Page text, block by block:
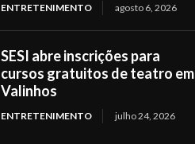
ENTRETENIMENTO agosto 6, 2026
SESI abre inscrições para
cursos gratuitos de teatro em
Valinhos
ENTRETENIMENTO julho 24, 2026